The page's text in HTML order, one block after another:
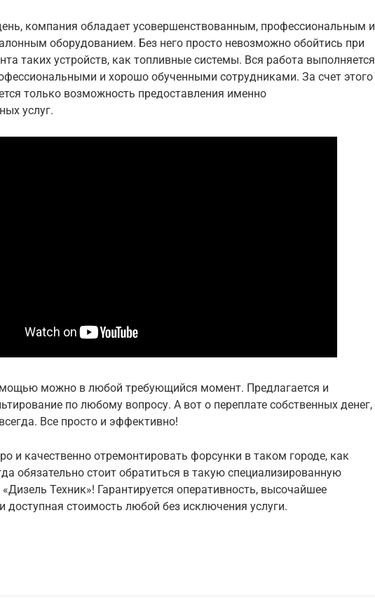
компания обладает усовершенствованным, профессиональным и
оборудованием. Без него просто невозможно обойтись при
таких устройств, как топливные системы. Вся работа выполняется
и хорошо обученными сотрудниками. За счет этого
только возможность предоставления именно
услуг.
можно в любой требующийся момент. Предлагается и
по любому вопросу. А вот о переплате собственных денег,
Все просто и эффективно!
и качественно отремонтировать форсунки в таком городе, как
обязательно стоит обратиться в такую специализированную
Техник»! Гарантируется оперативность, высочайшее
доступная стоимость любой без исключения услуги.